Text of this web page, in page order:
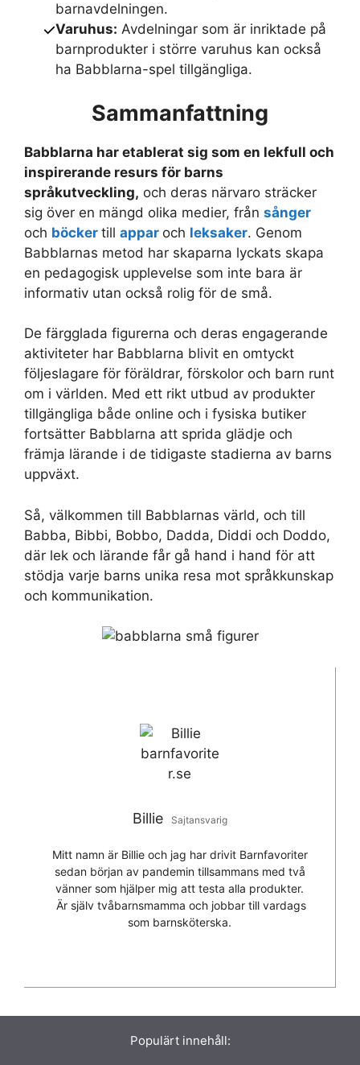
barnavdelningen.
Varuhus: Avdelningar som är inriktade på
barnprodukter i större varuhus kan också
ha Babblarna-spel tillgängliga.
Sammanfattning
Babblarna har etablerat sig som en lekfull och
inspirerande resurs för barns
språkutveckling, och deras närvaro sträcker
sig över en mängd olika medier, från sånger
och böcker till appar och leksaker. Genom
Babblarnas metod har skaparna lyckats skapa
en pedagogisk upplevelse som inte bara är
informativ utan också rolig för de små.
De färgglada figurerna och deras engagerande
aktiviteter har Babblarna blivit en omtyckt
följeslagare för föräldrar, förskolor och barn runt
om i världen. Med ett rikt utbud av produkter
tillgängliga både online och i fysiska butiker
fortsätter Babblarna att sprida glädje och
främja lärande i de tidigaste stadierna av barns
uppväxt.
Så, välkommen till Babblarnas värld, och till
Babba, Bibbi, Bobbo, Dadda, Diddi och Doddo,
där lek och lärande får gå hand i hand för att
stödja varje barns unika resa mot språkkunskap
och kommunikation.
Billie Sajtansvarig
Mitt namn är Billie och jag har drivit Barnfavoriter
sedan början av pandemin tillsammans med två
vänner som hjälper mig att testa alla produkter.
Är själv tvåbarnsmamma och jobbar till vardags
som barnsköterska.
Populärt innehåll: